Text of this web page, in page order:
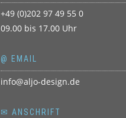
+49 (0)202 97 49 55 0
09.00 bis 17.00 Uhr
@ EMAIL
info@aljo-design.de
✉ ANSCHRIFT